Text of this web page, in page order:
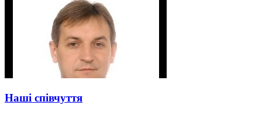
Наші співчуття